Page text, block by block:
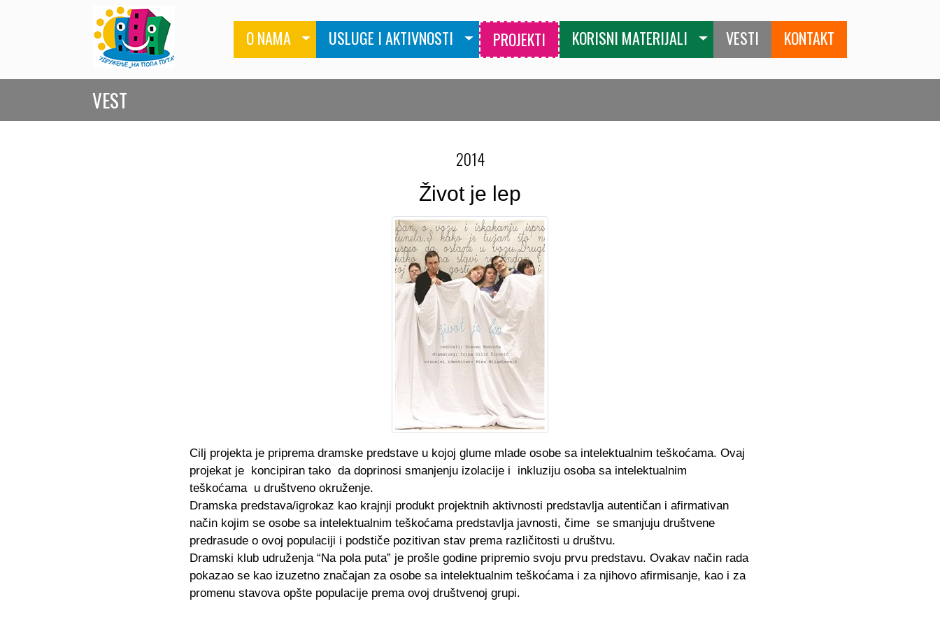
O NAMA USLUGE I AKTIVNOSTI PROJEKTI KORISNI MATERIJALI VESTI KONTAKT
VEST
2014
Život je lep
Cilj projekta je priprema dramske predstave u kojoj glume mlade osobe sa intelektualnim teškoćama. Ovaj
projekat je koncipiran tako da doprinosi smanjenju izolacije i inkluziju osoba sa intelektualnim
teškoćama u društveno okruženje.
Dramska predstava/igrokaz kao krajnji produkt projektnih aktivnosti predstavlja autentičan i afirmativan
način kojim se osobe sa intelektualnim teškoćama predstavlja javnosti, čime se smanjuju društvene
predrasude o ovoj populaciji i podstiče pozitivan stav prema različitosti u društvu.
Dramski klub udruženja “Na pola puta” je prošle godine pripremio svoju prvu predstavu. Ovakav način rada
pokazao se kao izuzetno značajan za osobe sa intelektualnim teškoćama i za njihovo afirmisanje, kao i za
promenu stavova opšte populacije prema ovoj društvenoj grupi.